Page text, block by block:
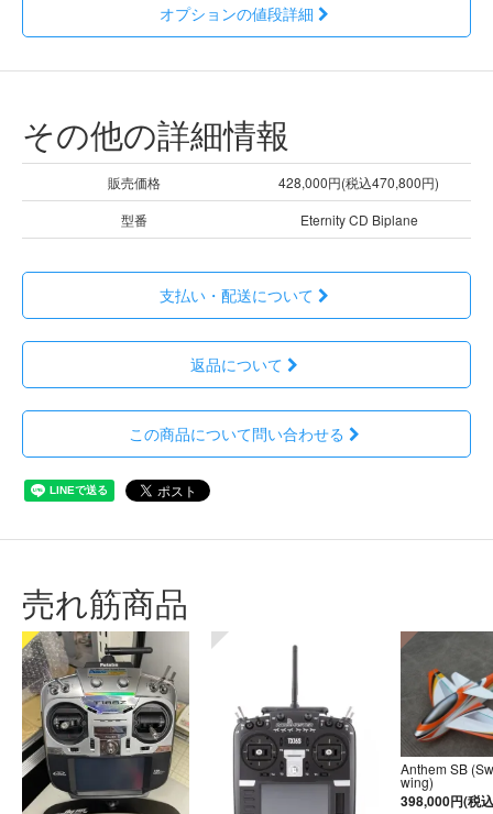
オプションの値段詳細
その他の詳細情報
販売価格
428,000円(税込470,800円)
型番
Eternity CD Biplane
支払い・配送について
返品について
この商品について問い合わせる
売れ筋商品
Anthem SB
wing)
398,000円(税